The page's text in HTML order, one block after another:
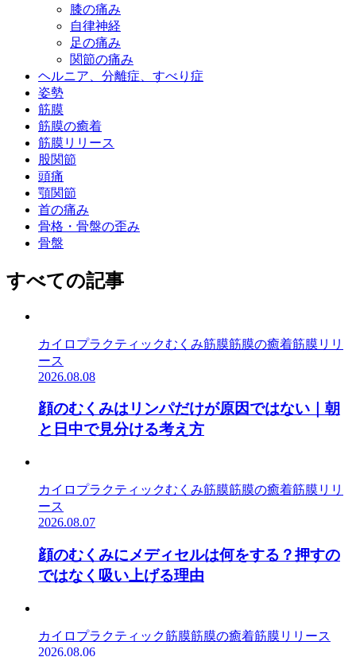
膝の痛み
自律神経
足の痛み
関節の痛み
ヘルニア、分離症、すべり症
姿勢
筋膜
筋膜の癒着
筋膜リリース
股関節
頭痛
顎関節
首の痛み
骨格・骨盤の歪み
骨盤
すべての記事
カイロプラクティックむくみ筋膜筋膜の癒着筋膜リリ
ース
2026.08.08
顔のむくみはリンパだけが原因ではない｜朝
と日中で見分ける考え方
カイロプラクティックむくみ筋膜筋膜の癒着筋膜リリ
ース
2026.08.07
顔のむくみにメディセルは何をする？押すの
ではなく吸い上げる理由
カイロプラクティック筋膜筋膜の癒着筋膜リリース
2026.08.06